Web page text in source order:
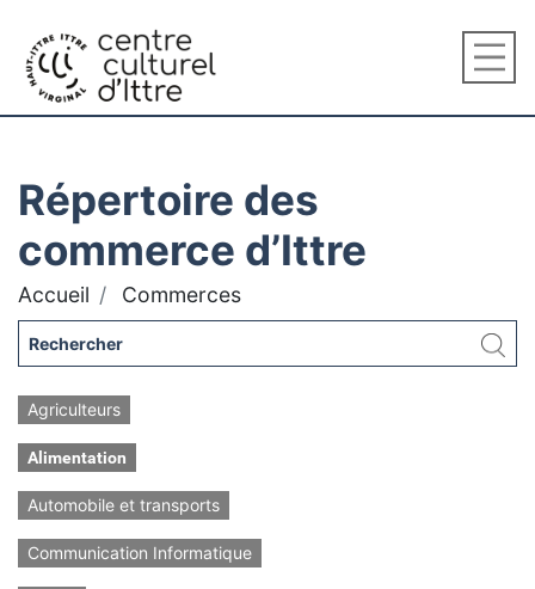
Répertoire des
commerce d’Ittre
Accueil Commerces
Agriculteurs
Alimentation
Automobile et transports
Communication Informatique